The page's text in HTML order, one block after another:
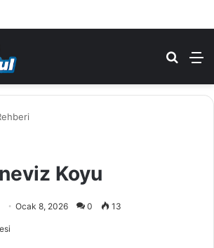
Eczane
Koyu
Ocak 8, 2026 0 13